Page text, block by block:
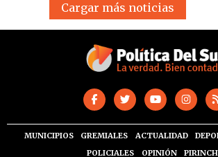
Cargar más noticias
MUNICIPIOS GREMIALES ACTUALIDAD
POLICIALES
OPINIÓN